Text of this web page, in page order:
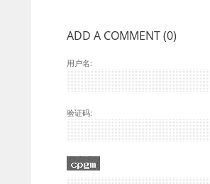
ADD A COMMENT(0)
用户名:
验证码: